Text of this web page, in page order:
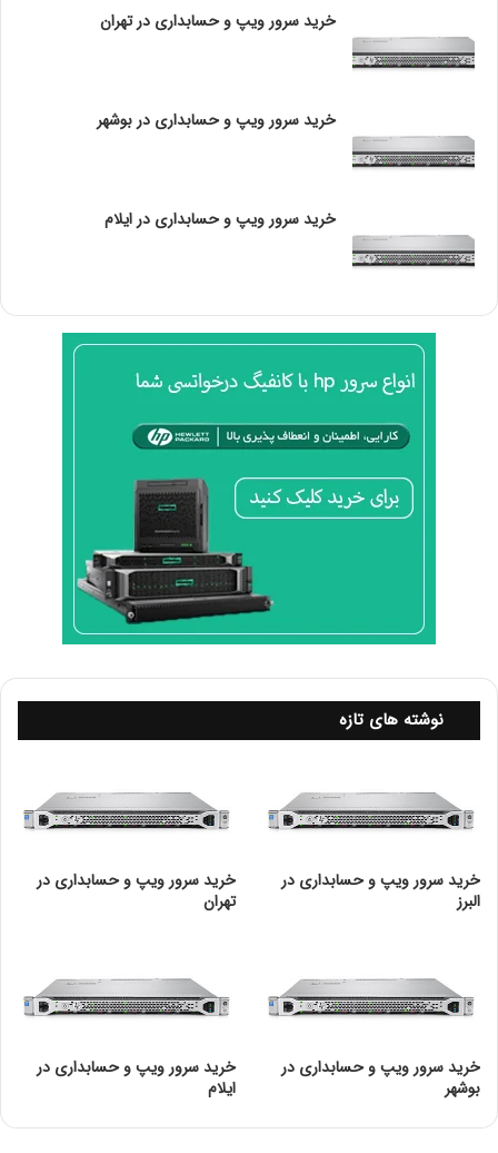
نصب می شوند. قابلیت استفاده از بیش از یک کارت شبکه
PCle از مزایای این رده از ماژول ها می باشد. بنابراین
کارت ها گزینه مناسبی برای آن ها است.
سرورهای اچ پی
می توان بیشتر از یک عدد روی سرورها استفاده نمود.
شما می توانید انواعکارت شبکه سرور اچ پی
از قیمت به بخش کارت شبکه سایت دوبرکا مراجعه کنید و
تلفن های
77497509-021
در تماس باشید.
شبکه چیست؟ کاربرد شبکه و انواع آن
امنیت شبکه چیست و چه کاربردی دارد؟
کارت شبکه چیست و انواع آن
توپولوژی شبکه چیست؟ انواع توپولوژی شبکه
خرید سرور ویپ و حسابداری در تهران
خرید سرور ویپ و حسابداری در بوشهر
خرید سرور ویپ و حسابداری در ایلام
نوشته های تازه
خرید سرور ویپ و حسابداری در
البرز
خرید سرور ویپ و حسابداری در
تهران
خرید سرور ویپ و حسابداری در
بوشهر
خرید سرور ویپ و حسابداری در
ایلام